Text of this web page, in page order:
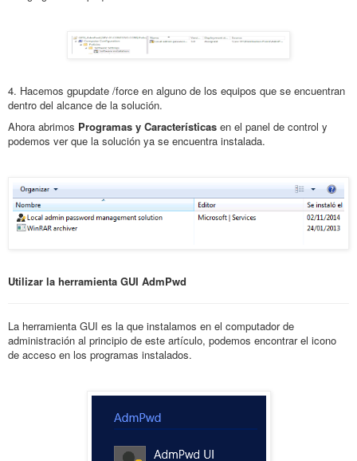
4. Hacemos gpupdate /force en alguno de los equipos que se encuentran
dentro del alcance de la solución.
Ahora abrimos Programas y Características en el panel de control y
podemos ver que la solución ya se encuentra instalada.
Utilizar la herramienta GUI AdmPwd
La herramienta GUI es la que instalamos en el computador de
administración al principio de este artículo, podemos encontrar el icono
de acceso en los programas instalados.